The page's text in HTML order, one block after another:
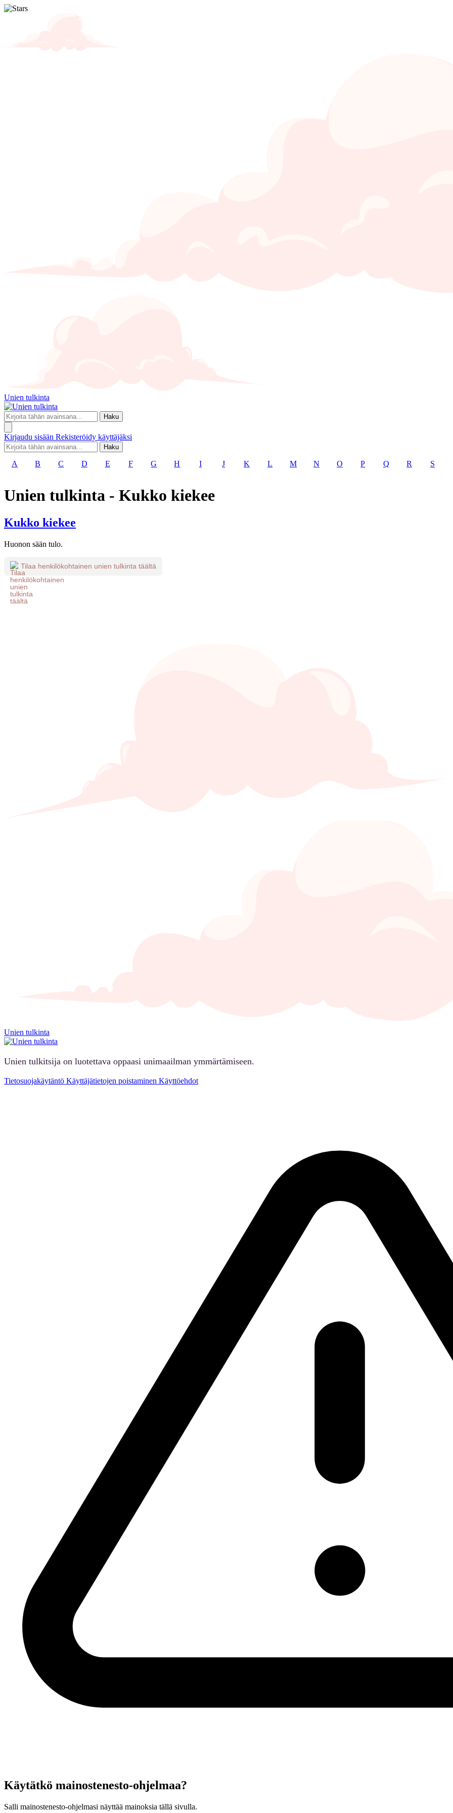
Unien tulkinta
Haku
Kirjaudu sisään Rekisteröidy käyttäjäksi
Haku
A B C D E F G H I J K L M N O P Q R S
Unien tulkinta - Kukko kiekee
Kukko kiekee
Huonon sään tulo.
Tilaa henkilökohtainen unien tulkinta täältä
Unien tulkinta
Unien tulkitsija on luotettava oppaasi unimaailman ymmärtämiseen.
Tietosuojakäytäntö Käyttäjätietojen poistaminen Käyttöehdot
Käytätkö mainostenesto-ohjelmaa?
Salli mainostenesto-ohjelmasi näyttää mainoksia tällä sivulla.